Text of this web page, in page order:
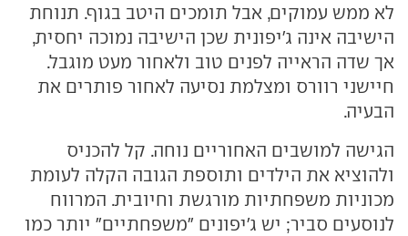
לא ממש עמוקים, אבל תומכים היטב בגוף. תנוחת
הישיבה אינה ג'יפונית שכן הישיבה נמוכה יחסית,
אך שדה הראייה לפנים טוב ולאחור מעט מוגבל.
חיישני רוורס ומצלמת נסיעה לאחור פותרים את
הבעיה.
הגישה למושבים האחוריים נוחה. קל להכניס
ולהוציא את הילדים ותוספת הגובה הקלה לעומת
מכוניות משפחתיות מורגשת וחיובית. המרווח
לנוסעים סביר; יש ג'יפונים "משפחתיים" יותר כמו